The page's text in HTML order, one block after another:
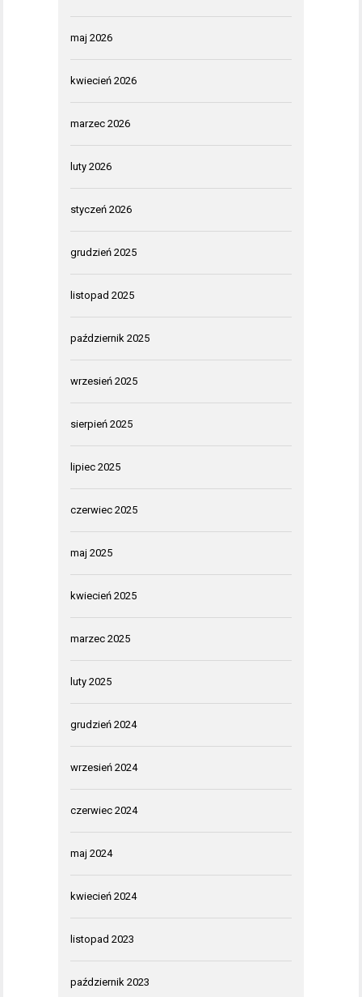
maj 2026
kwiecień 2026
marzec 2026
luty 2026
styczeń 2026
grudzień 2025
listopad 2025
październik 2025
wrzesień 2025
sierpień 2025
lipiec 2025
czerwiec 2025
maj 2025
kwiecień 2025
marzec 2025
luty 2025
grudzień 2024
wrzesień 2024
czerwiec 2024
maj 2024
kwiecień 2024
listopad 2023
październik 2023